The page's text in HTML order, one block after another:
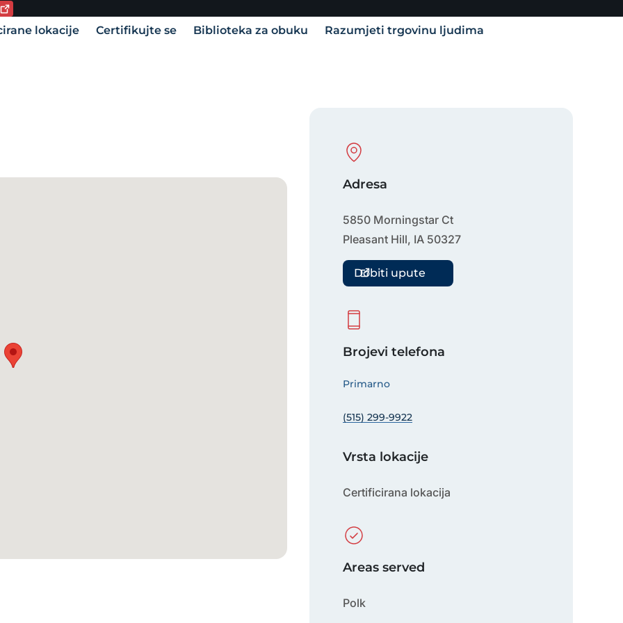
jezik:
lokacije Certifikujte se Biblioteka za obuku Razumjeti trgovinu ljudima
Physical Location
Adresa
5850 Morningstar Ct
Pleasant Hill, IA 50327
Dobiti upute
Brojevi telefona
Primarno
(515) 299-9922
Vrsta lokacije
Certificirana lokacija
Areas served
Polk